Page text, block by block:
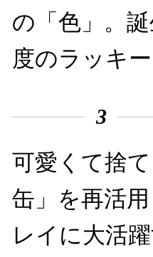
の「色」。
度のラッキ
3
可愛くて捨
缶」を再活
レイに大活